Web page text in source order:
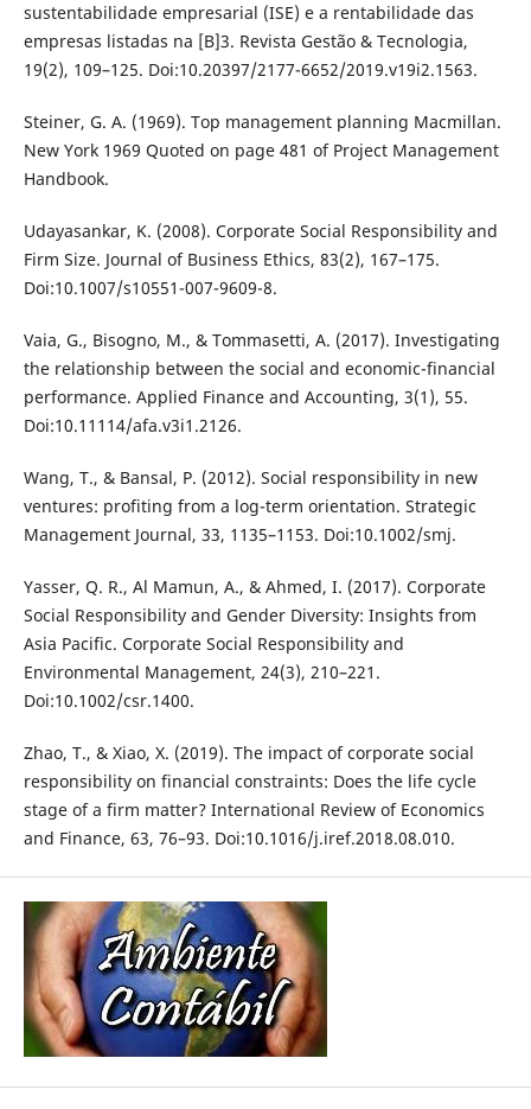
sustentabilidade empresarial (ISE) e a rentabilidade das
empresas listadas na [B]3. Revista Gestão & Tecnologia,
19(2), 109–125. Doi:10.20397/2177-6652/2019.v19i2.1563.
Steiner, G. A. (1969). Top management planning Macmillan.
New York 1969 Quoted on page 481 of Project Management
Handbook.
Udayasankar, K. (2008). Corporate Social Responsibility and
Firm Size. Journal of Business Ethics, 83(2), 167–175.
Doi:10.1007/s10551-007-9609-8.
Vaia, G., Bisogno, M., & Tommasetti, A. (2017). Investigating
the relationship between the social and economic-financial
performance. Applied Finance and Accounting, 3(1), 55.
Doi:10.11114/afa.v3i1.2126.
Wang, T., & Bansal, P. (2012). Social responsibility in new
ventures: profiting from a log-term orientation. Strategic
Management Journal, 33, 1135–1153. Doi:10.1002/smj.
Yasser, Q. R., Al Mamun, A., & Ahmed, I. (2017). Corporate
Social Responsibility and Gender Diversity: Insights from
Asia Pacific. Corporate Social Responsibility and
Environmental Management, 24(3), 210–221.
Doi:10.1002/csr.1400.
Zhao, T., & Xiao, X. (2019). The impact of corporate social
responsibility on financial constraints: Does the life cycle
stage of a firm matter? International Review of Economics
and Finance, 63, 76–93. Doi:10.1016/j.iref.2018.08.010.